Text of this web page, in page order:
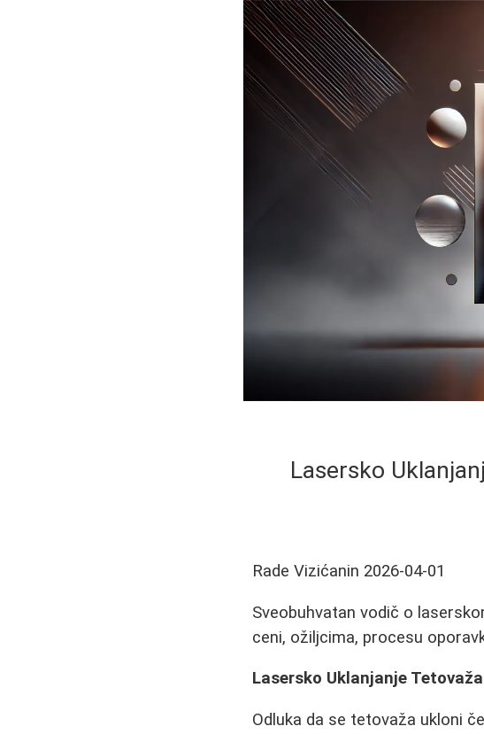
Lasersko
Rade Vizićanin 2026-04-01
Sveobuhvatan vodič o
ceni, ožiljcima, procesu
Lasersko Uklanjanje
Odluka da se tetovaža ukloni